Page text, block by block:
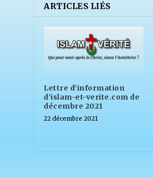
ARTICLES LIÉS
Lettre d’information
d’islam-et-verite.com de
décembre 2021
22 décembre 2021